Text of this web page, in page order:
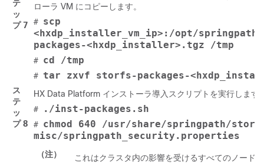
テ
ッ
プ 7
ローラ VM にコピーします。
# scp
<hxdp_installer_vm_ip>:/opt/
packages-<hxdp_installer>.tgz /tmp
# cd /tmp
# tar zxvf storfs-packages-
ス
テ
ッ
プ 8
HX Data Platform インストーラ導入スクリプトを実行します
# ./inst-packages.sh
# chmod 640 /usr/share/springpath/
misc/springpath_security.properties
（注） これはクラスタ内の影響を受けるすべてのノード